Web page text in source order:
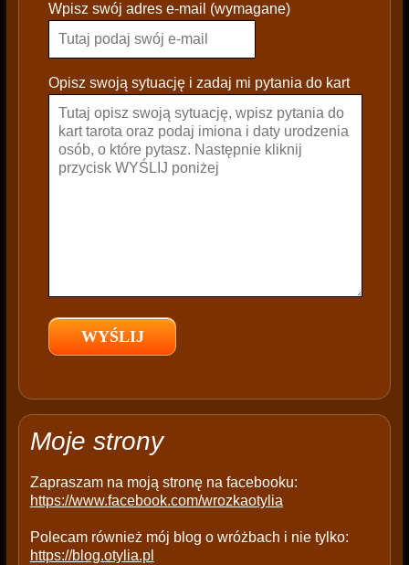
s
e
a
e
e
p
y
Wpisz swój adres e-mail (wymagane)
Opisz swoją sytuację i zadaj mi pytania do kart
Moje strony
Zapraszam na moją stronę na facebooku:
https://www.facebook.com/wrozkaotylia
Polecam również mój blog o wróżbach i nie tylko:
https://blog.otylia.pl